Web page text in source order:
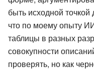
быть исходной
что по моему опыту
таблицы в разных
совокупности
проверять, но как